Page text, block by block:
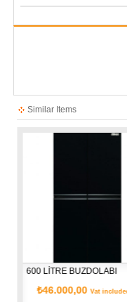
Similar Items
600 LİTRE BUZDOLABI
₺46.000,00Vat included